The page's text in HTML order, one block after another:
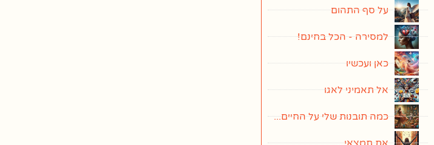
על סף התהום
למסירה - הכל בחינם!
כאן ועכשיו
אל תאמיני לאגו
כמה תובנות שלי על החיים...